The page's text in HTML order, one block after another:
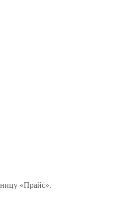
«Прайс».